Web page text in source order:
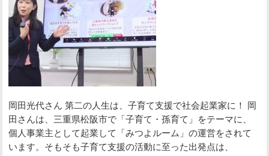
岡田光代さん 第二の人生は、子育て支援で社会起業家に！ 岡
田さんは、三重県松阪市で「子育て・孫育て」をテーマに、
個人事業主として起業して「みつよルーム」の運営をされて
います。そもそも子育て支援の活動に至った出発点は、